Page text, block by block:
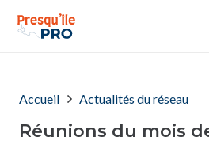
Accueil Actualités du réseau
Réunions du mois